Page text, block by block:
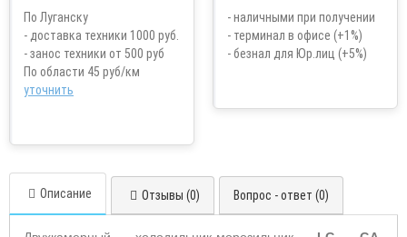
По Луганску
- доставка техники 1000 руб.
- занос техники от 500 руб
По области 45 руб/км
уточнить
- наличными при получении
- терминал в офисе (+1%)
- безнал для Юр.лиц (+5%)
Описание Отзывы (0) Вопрос - ответ (0)